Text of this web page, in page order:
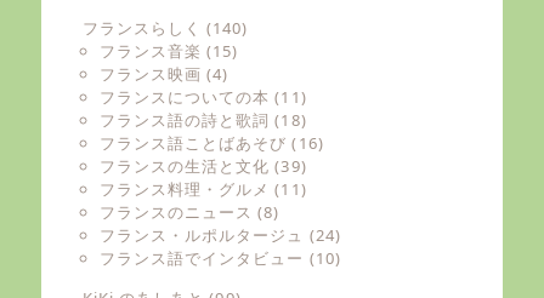
フランスらしく (140)
フランス音楽 (15)
フランス映画 (4)
フランスについての本 (11)
フランス語の詩と歌詞 (18)
フランス語ことばあそび (16)
フランスの生活と文化 (39)
フランス料理・グルメ (11)
フランスのニュース (8)
フランス・ルポルタージュ (24)
フランス語でインタビュー (10)